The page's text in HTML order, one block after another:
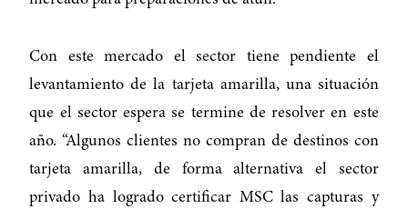
Con este mercado el sector tiene pendiente el
levantamiento de la tarjeta amarilla, una situación
que el sector espera se termine de resolver en este
año. “Algunos clientes no compran de destinos con
tarjeta amarilla, de forma alternativa el sector
privado ha logrado certificar MSC las capturas y